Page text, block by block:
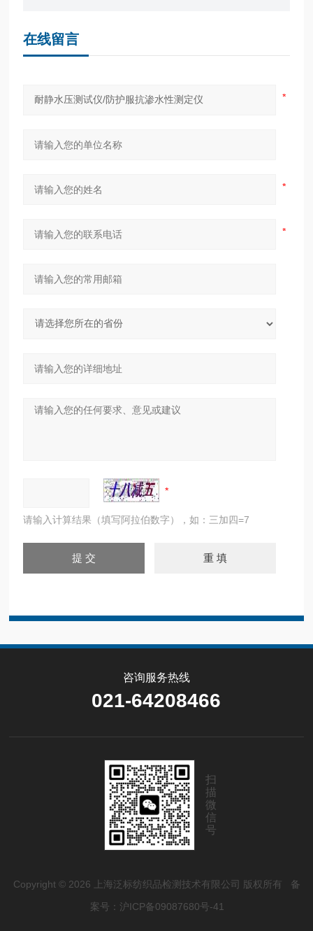
在线留言
请输入计算结果（填写阿拉伯数字），如：三加四=7
咨询服务热线
021-64208466
扫
描
微
信
号
Copyright © 2026 上海泛标纺织品检测技术有限公司 版权所有 备
案号：沪ICP备09087680号-41